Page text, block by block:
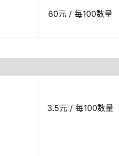
60元 / 每100数量
3.5元 / 每100数量